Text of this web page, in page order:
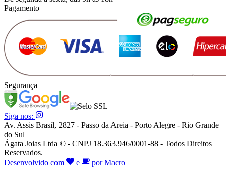
Pagamento
Segurança
Siga nos:
Av. Assis Brasil, 2827 - Passo da Areia - Porto Alegre - Rio Grande
do Sul
Ágata Joias Ltda © - CNPJ 18.363.946/0001-88 - Todos Direitos
Reservados.
Desenvolvido com
e por Macro